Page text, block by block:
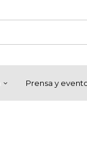
Prensa y